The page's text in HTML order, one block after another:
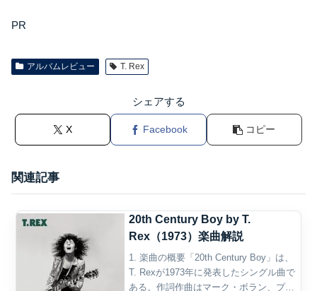
PR
アルバムレビュー T. Rex
シェアする
X Facebook コピー
関連記事
20th Century Boy by T.
Rex（1973）楽曲解説
1. 楽曲の概要「20th Century Boy」は、
T. Rexが1973年に発表したシングル曲で
ある。作詞作曲はマーク・ボラン、プロ